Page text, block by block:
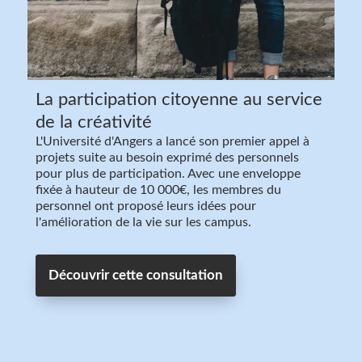
La participation citoyenne au service
de la créativité
L'Université d'Angers a lancé son premier appel à
projets suite au besoin exprimé des personnels
pour plus de participation. Avec une enveloppe
fixée à hauteur de 10 000€, les membres du
personnel ont proposé leurs idées pour
l'amélioration de la vie sur les campus.
Découvrir cette consultation